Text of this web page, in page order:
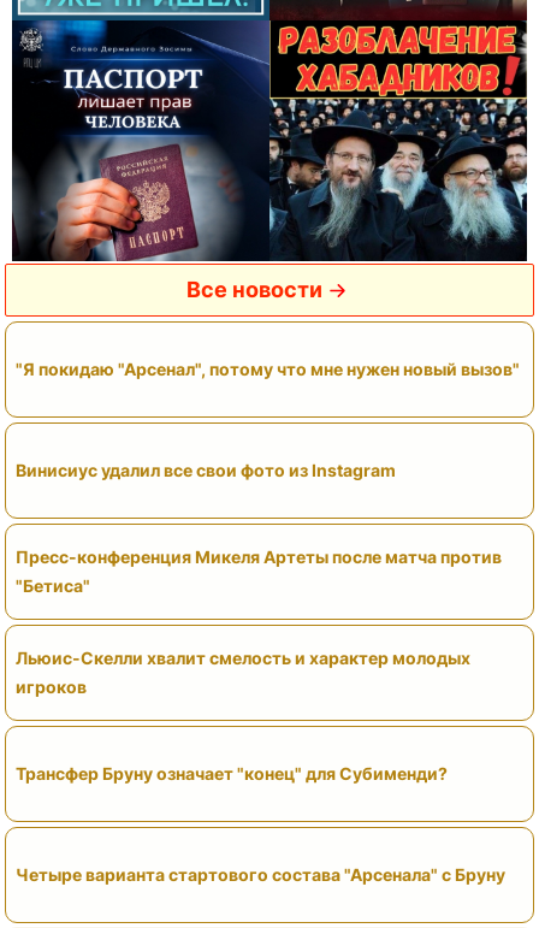
Все новости
"Я покидаю "Арсенал", потому что мне нужен новый вызов"
Винисиус удалил все свои фото из Instagram
Пресс-конференция Микеля Артеты после матча против
"Бетиса"
Льюис-Скелли хвалит смелость и характер молодых
игроков
Трансфер Бруну означает "конец" для Субименди?
Четыре варианта стартового состава "Арсенала" с Бруну